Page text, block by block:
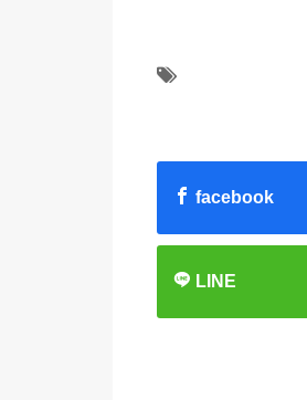
facebook
LINE